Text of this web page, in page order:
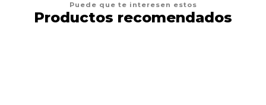
Puede que te interesen estos
Productos recomendados